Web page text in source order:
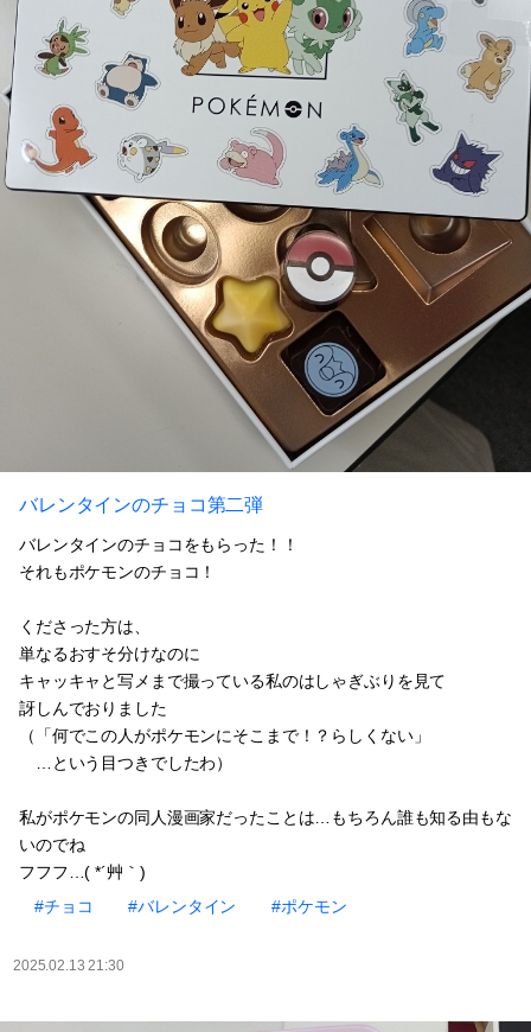
バレンタインのチョコ第二弾
バレンタインのチョコをもらった！！
それもポケモンのチョコ！
くださった方は、
単なるおすそ分けなのに
キャッキャと写メまで撮っている私のはしゃぎぶりを見て
訝しんでおりました
（「何でこの人がポケモンにそこまで！？らしくない」
…という目つきでしたわ）
私がポケモンの同人漫画家だったことは…もちろん誰も知る由もな
いのでね
フフフ…( *´艸｀)
#チョコ
#バレンタイン #ポケモン
2025.02.13 21:30